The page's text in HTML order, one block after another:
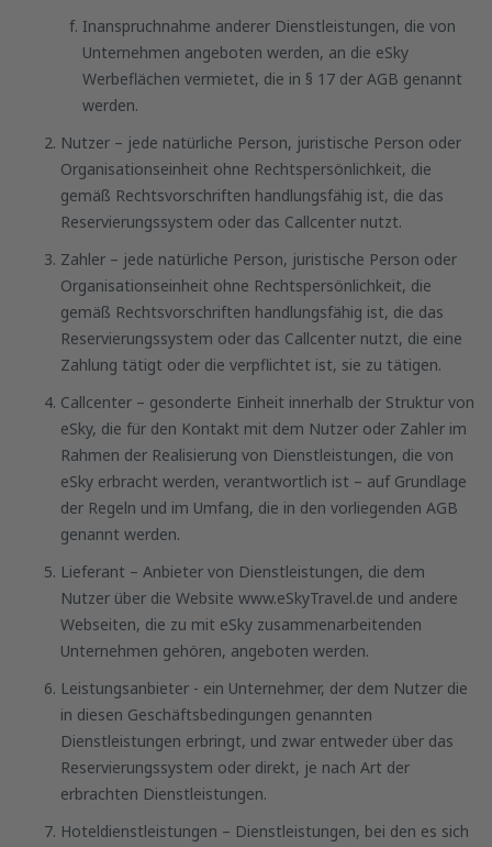
Inanspruchnahme anderer Dienstleistungen, die von
Unternehmen angeboten werden, an die eSky
Werbeflächen vermietet, die in § 17 der AGB genannt
werden.
Nutzer – jede natürliche Person, juristische Person oder
Organisationseinheit ohne Rechtspersönlichkeit, die
gemäß Rechtsvorschriften handlungsfähig ist, die das
Reservierungssystem oder das Callcenter nutzt.
Zahler – jede natürliche Person, juristische Person oder
Organisationseinheit ohne Rechtspersönlichkeit, die
gemäß Rechtsvorschriften handlungsfähig ist, die das
Reservierungssystem oder das Callcenter nutzt, die eine
Zahlung tätigt oder die verpflichtet ist, sie zu tätigen.
Callcenter – gesonderte Einheit innerhalb der Struktur von
eSky, die für den Kontakt mit dem Nutzer oder Zahler im
Rahmen der Realisierung von Dienstleistungen, die von
eSky erbracht werden, verantwortlich ist – auf Grundlage
der Regeln und im Umfang, die in den vorliegenden AGB
genannt werden.
Lieferant – Anbieter von Dienstleistungen, die dem
Nutzer über die Website www.eSkyTravel.de und andere
Webseiten, die zu mit eSky zusammenarbeitenden
Unternehmen gehören, angeboten werden.
Leistungsanbieter - ein Unternehmer, der dem Nutzer die
in diesen Geschäftsbedingungen genannten
Dienstleistungen erbringt, und zwar entweder über das
Reservierungssystem oder direkt, je nach Art der
erbrachten Dienstleistungen.
Hoteldienstleistungen – Dienstleistungen, bei den es sich